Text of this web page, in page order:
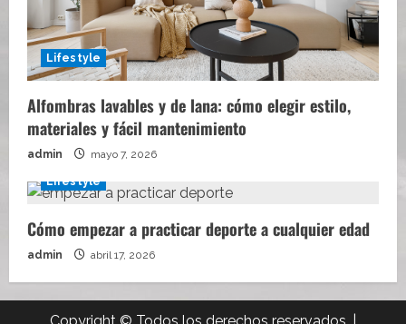
Lifestyle
Alfombras lavables y de lana: cómo elegir estilo,
materiales y fácil mantenimiento
admin mayo 7, 2026
Lifestyle
Cómo empezar a practicar deporte a cualquier edad
admin abril 17, 2026
Copyright © Todos los derechos reservados.